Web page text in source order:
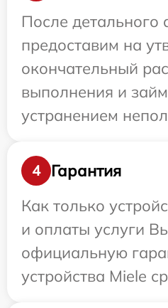
После детального
предоставим на
окончательный
выполнения и
устранением
4
Гарантия
Как только
и оплаты услуги
официальную
устройства Miele